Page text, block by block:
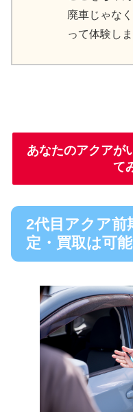
廃車じゃな
って体験しま
あなたのアクアが
て
2代目アクア前
定・買取は可